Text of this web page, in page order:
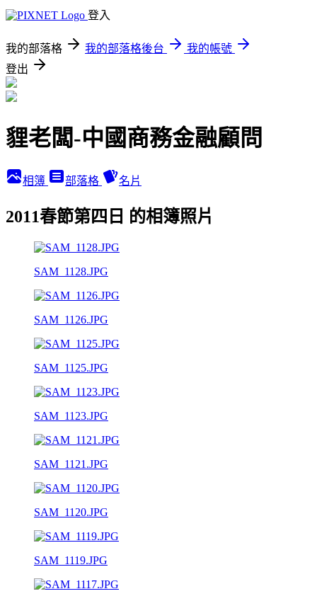
登入
我的部落格 我的部落格後台
我的帳號
登出
貍老闆-中國商務金融顧問
相簿 部落格 名片
2011春節第四日 的相簿照片
SAM_1128.JPG
SAM_1126.JPG
SAM_1125.JPG
SAM_1123.JPG
SAM_1121.JPG
SAM_1120.JPG
SAM_1119.JPG